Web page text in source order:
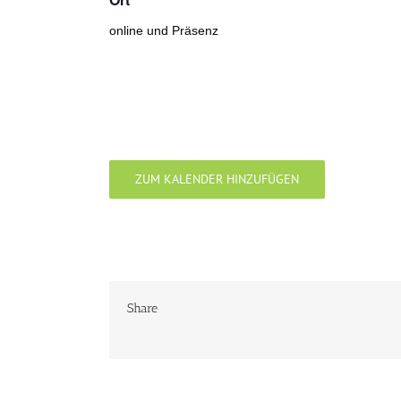
online und Präsenz
ZUM KALENDER HINZUFÜGEN
Share